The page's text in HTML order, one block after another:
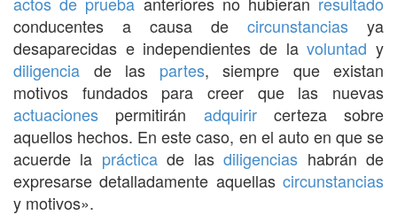
conducentes a causa de circunstancias ya
desaparecidas e independientes de lavoluntad y
diligencia de las partes, siempre que existan
motivos fundados para creer que las nuevas
actuaciones permitirán adquirircerteza sobre
aquellos hechos. En este caso, en el auto en que se
acuerde la prácticade lasdiligencias habrán de
expresarse detalladamente aquellas circunstancias
y motivos».